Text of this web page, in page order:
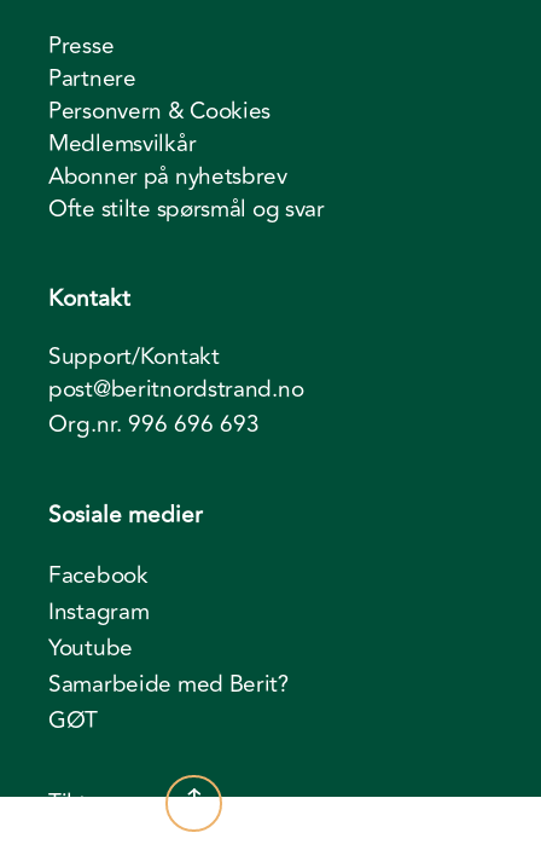
Presse
Partnere
Personvern & Cookies
Medlemsvilkår
Abonner på nyhetsbrev
Ofte stilte spørsmål og svar
Kontakt
Support/Kontakt
post@beritnordstrand.no
Org.nr. 996 696 693
Sosiale medier
Facebook
Instagram
Youtube
Samarbeide med Berit?
GØT
Til toppen